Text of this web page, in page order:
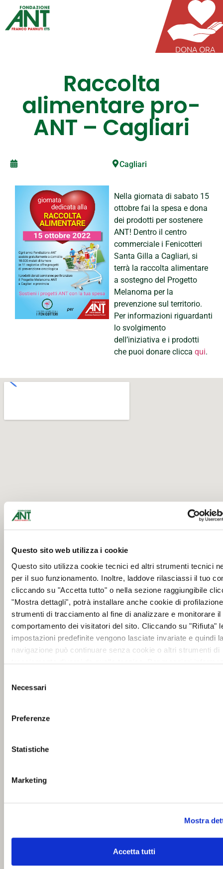
Questo sito web utilizza i cookie
Questo sito utilizza cookie tecnici ed altri strumenti tecnici
per il suo funzionamento. Inoltre, laddove rilasciassi il tuo
cliccando su "Accetta tutto" o nella sezione raggiungibile
"Mostra dettagli", potrà installare anche cookie di
strumenti di tracciamento al fine di analizzare e monitorare il
comportamento dei visitatori del sito. Cliccando su "Rifiuta"
impostazioni predefinite vengono lasciate invariate e quindi
navigazione può continuare senza cookie o altri strumenti di
delNecessari
Preferenze
Statistiche
Marketing
Mostra
Accetta tutti
DONA ORA
Raccolta
alimentare pro-
ANT – Cagliari
Cagliari
Nella giornata di sabato 15
ottobre fai la spesa e dona
dei prodotti per sostenere
ANT! Dentro il centro
commerciale i Fenicotteri
Santa Gilla a Cagliari, si
terrà la raccolta alimentare
a sostegno del Progetto
Melanoma per la
prevenzione sul territorio.
Per informazioni riguardanti
lo svolgimento
dell’iniziativa e i prodotti
che puoi donare cliccaqui.